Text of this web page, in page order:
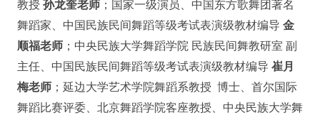
教授 孙龙奎老师；国家一级演员、中国东方歌舞团著名
舞蹈家、中国民族民间舞蹈等级考试表演级教材编导 金
顺福老师；中央民族大学舞蹈学院 民族民间舞教研室 副
主任、中国民族民间舞蹈等级考试表演级教材编导 崔月
梅老师；延边大学艺术学院舞蹈系教授 博士、首尔国际
舞蹈比赛评委、北京舞蹈学院客座教授、中央民族大学舞